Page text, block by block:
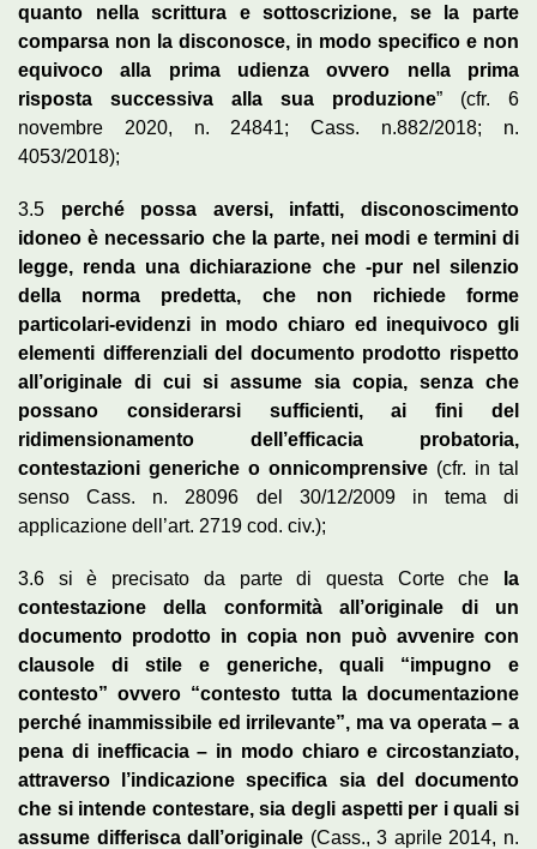
quanto nella scrittura e sottoscrizione, se la parte
comparsa non la disconosce, in modo specifico e non
equivoco alla prima udienza ovvero nella prima
risposta successiva alla sua produzione” (cfr. 6
novembre 2020, n. 24841; Cass. n.882/2018; n.
4053/2018);
3.5 perché possa aversi, infatti, disconoscimento
idoneo è necessario che la parte, nei modi e termini di
legge, renda una dichiarazione che -pur nel silenzio
della norma predetta, che non richiede forme
particolari-evidenzi in modo chiaro ed inequivoco gli
elementi differenziali del documento prodotto rispetto
all’originale di cui si assume sia copia, senza che
possano considerarsi sufficienti, ai fini del
ridimensionamento dell’efficacia probatoria,
contestazioni generiche o onnicomprensive (cfr. in tal
senso Cass. n. 28096 del 30/12/2009 in tema di
applicazione dell’art. 2719 cod. civ.);
3.6 si è precisato da parte di questa Corte che
la
contestazione della conformità all’originale di un
documento prodotto in copia non può avvenire con
clausole di stile e generiche, quali “impugno e
contesto” ovvero “contesto tutta la documentazione
perché inammissibile ed irrilevante”, ma va operata – a
pena di inefficacia – in modo chiaro e circostanziato,
attraverso l’indicazione specifica sia del documento
che si intende contestare, sia degli aspetti per i quali si
assume differisca dall’originale (Cass., 3 aprile 2014, n.